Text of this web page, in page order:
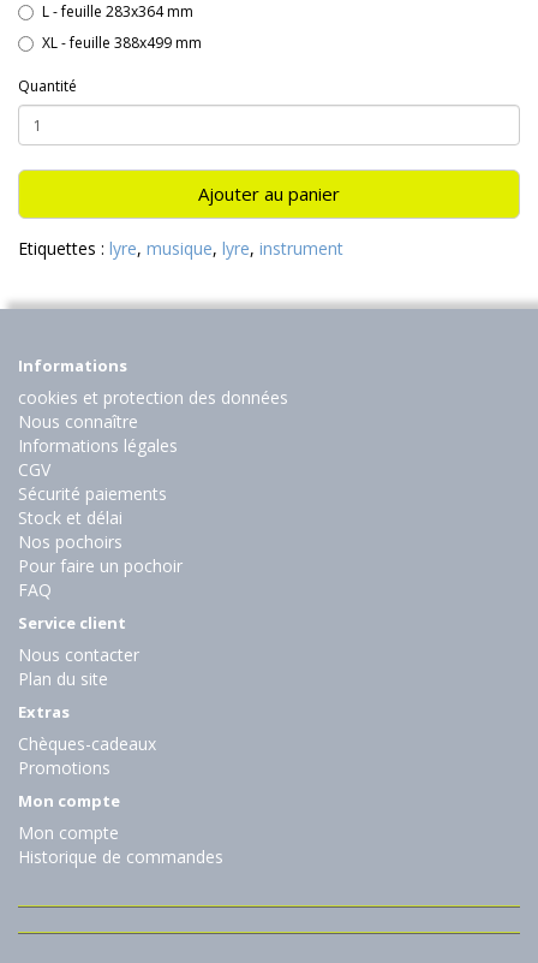
L - feuille 283x364 mm
XL - feuille 388x499 mm
Quantité
Ajouter au panier
Etiquettes : lyre, musique, lyre, instrument
Informations
cookies et protection des données
Nous connaître
Informations légales
CGV
Sécurité paiements
Stock et délai
Nos pochoirs
Pour faire un pochoir
FAQ
Service client
Nous contacter
Plan du site
Extras
Chèques-cadeaux
Promotions
Mon compte
Mon compte
Historique de commandes